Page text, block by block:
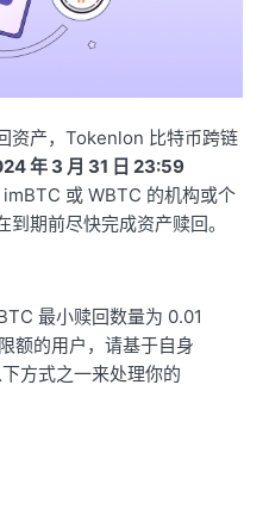
资产，Tokenlon 比特币跨链
年 3 月 31 日 23:59
或 WBTC 的机构或个
期前尽快完成资产赎回。
最小赎回数量为 0.01
额的用户，请基于自身
方式之一来处理你的